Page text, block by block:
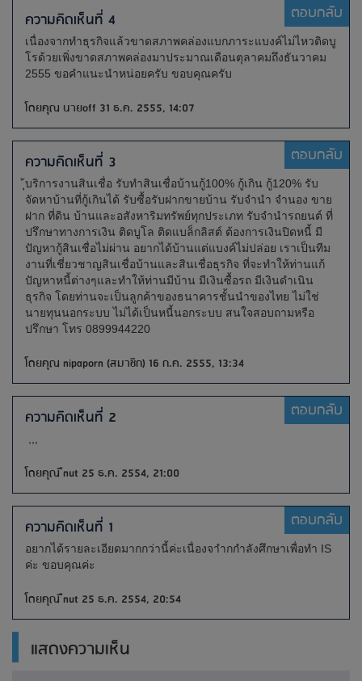
ความคิดเห็นที่ 4 ตอบกลับ
เนื่องจากทำธุรกิจแล้วขาดสภาพคล่องแบกภาระแบงค์ไม่ไหวติดบู
โรด้วยเพิ่งขาดสภาพคล่องมาประมาณเดือนตุลาคมถึงธันวาคม
2555 ขอคำแนะนำหน่อยครับ ขอบคุณครับ
โดยคุณ นายoff 31 ธ.ค. 2555, 14:07
ความคิดเห็นที่ 3 ตอบกลับ
ุ้บริการงานสินเชื่อ รับทำสินเชื่อบ้านกู้100% กู้เกิน กู้120% รับ
จัดหาบ้านที่กู้เกินได้ รับซื้อรับฝากขายบ้าน รับจำนำ จำนอง ขาย
ฝาก ที่ดิน บ้านและอสังหาริมทรัพย์ทุกประเภท รับจำนำรถยนต์ ที่
ปรึกษาทางการเงิน ติดบูโล ติดแบล็กลิสต์ ต้องการเงินปิดหนี้ มี
ปัญหากู้สินเชื่อไม่ผ่าน อยากได้บ้านแต่แบงค์ไม่ปล่อย เราเป็นทีม
งานที่เชี่ยวชาญสินเชื่อบ้านและสินเชื่อธุรกิจ ที่จะทำให้ท่านแก้
ปัญหาหนี้ต่างๆและทำให้ท่านมีบ้าน มีเงินซื้อรถ มีเงินดำเนิน
ธุรกิจ โดยท่านจะเป็นลูกค้าของธนาคารชั้นนำของไทย ไม่ใช่
นายทุนนอกระบบ ไม่ได้เป็นหนี้นอกระบบ สนใจสอบถามหรือ
ปรึกษา โทร 0899944220
โดยคุณ nipaporn (สมาชิก) 16 ก.ค. 2555, 13:34
ความคิดเห็นที่ 2 ตอบกลับ
โดยคุณ ืnut 25 ธ.ค. 2554, 21:00
ความคิดเห็นที่ 1 ตอบกลับ
อยากได้รายละเอียดมากกว่านี้ค่ะเนื่องจาำกกำลังศึกษาเพื่อทำ IS
ค่ะ ขอบคุณค่ะ
โดยคุณ ืnut 25 ธ.ค. 2554, 20:54
แสดงความเห็น